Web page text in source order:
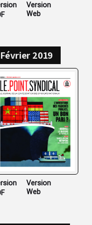
Version
Web
Février 2019
Version
Web